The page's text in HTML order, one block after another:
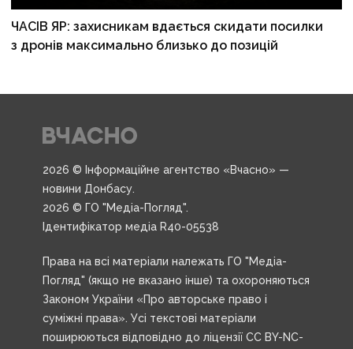
ЧАСІВ ЯР: захисникам вдається скидати посилки
з дронів максимально близько до позицій
2026 © Інформаційне агентство «Вчасно» —
новини Донбасу.
2026 © ГО "Медіа-Погляд".
Ідентифікатор медіа R40-05538
Права на всі матеріали належать ГО "Медіа-
Погляд" (якщо не вказано інше) та охороняються
Законом України «Про авторське право і
суміжні права». Усі текстові матеріали
поширюються відповідно до ліцензії CC BY-NC-